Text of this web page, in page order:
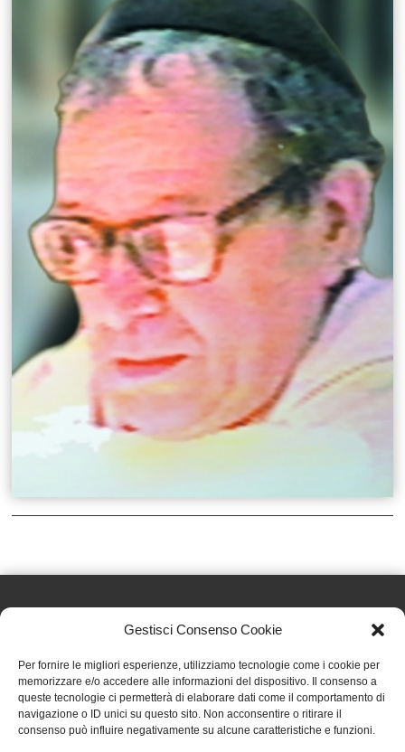
Gestisci Consenso Cookie
Per fornire le migliori esperienze, utilizziamo tecnologie come i cookie per
memorizzare e/o accedere alle informazioni del dispositivo. Il consenso a
queste tecnologie ci permetterà di elaborare dati come il comportamento di
navigazione o ID unici su questo sito. Non acconsentire o ritirare il
consenso può influire negativamente su alcune caratteristiche e funzioni.
Effatà Editrice di Pellegrino Paolo SAS
C.F. e P.IVA 09655250018
Via Tre Denti, 1 - 10060 Cantalupa (TO)
Telefono: (+39) 0121 353452 - Fax: (+39) 0121 353839